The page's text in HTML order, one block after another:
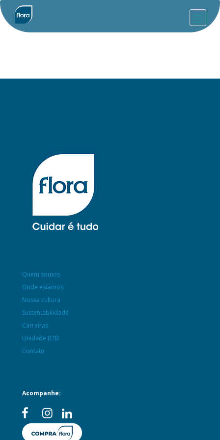
Quem somos
Onde estamos
Nossa cultura
Sustentabilidade
Carreiras
Unidade B2B
Contato
Acompanhe: